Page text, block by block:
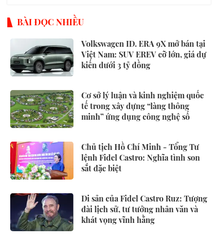
BÀI ĐỌC NHIỀU
Volkswagen ID. ERA 9X mở bán tại
Việt Nam: SUV EREV cỡ lớn, giá dự
kiến dưới 3 tỷ đồng
Cơ sở lý luận và kinh nghiệm quốc
tế trong xây dựng “làng thông
minh” ứng dụng công nghệ số
Chủ tịch Hồ Chí Minh - Tổng Tư
lệnh Fidel Castro: Nghĩa tình son
sắt đặc biệt
Di sản của Fidel Castro Ruz: Tượng
đài lịch sử, tư tưởng nhân văn và
khát vọng vĩnh hằng